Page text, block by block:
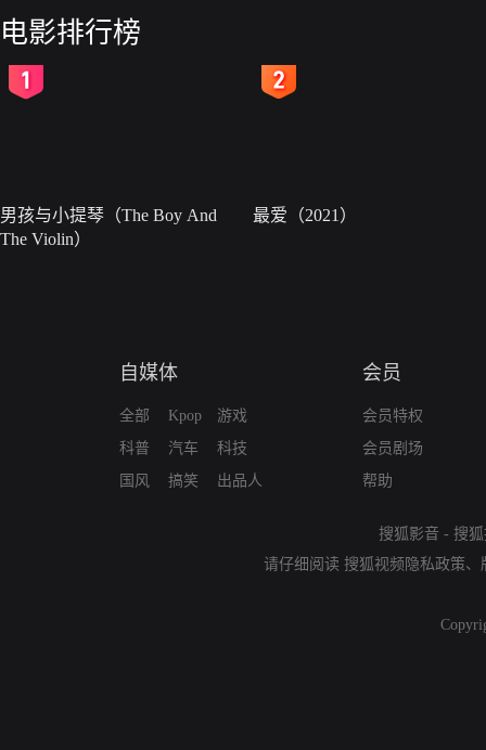
电影排行榜
男孩与小提琴（The Boy And
The Violin）
最爱（2021）
自媒体
全部
科普
国风
Kpop
汽车
搞笑
游戏
科技
出品人
会员
会员特权
会员剧场
帮助
搜狐影音 - 搜
请仔细阅读 搜狐视频隐私政策、